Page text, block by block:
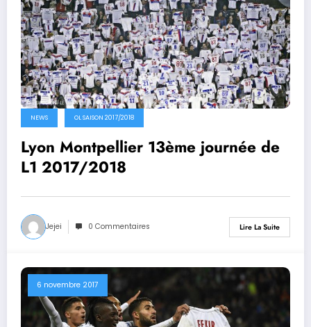
NEWS OL SAISON 2017/2018
Lyon Montpellier 13ème journée de
L1 2017/2018
Jejei 0 Commentaires Lire La Suite
6 novembre 2017